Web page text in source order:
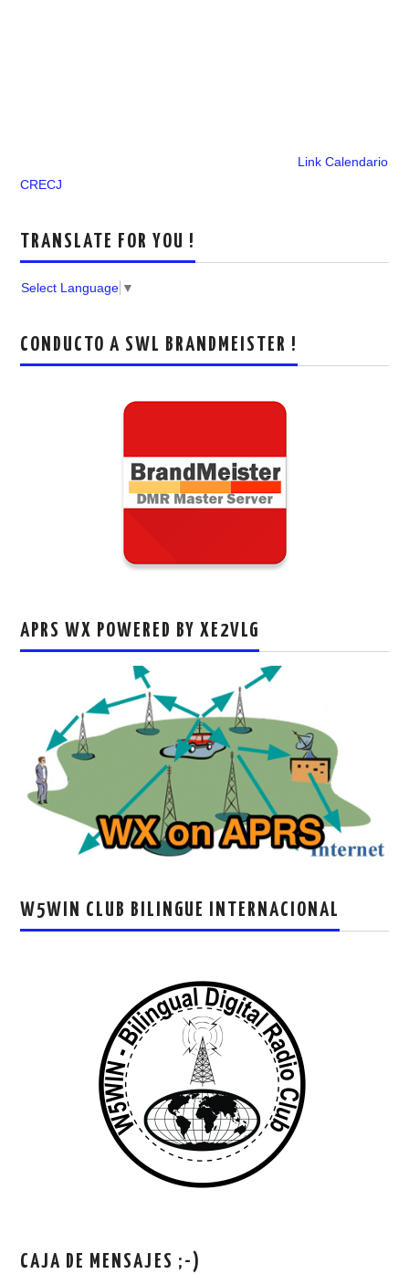
Link Calendario
CRECJ
TRANSLATE FOR YOU !
Select Language ▼
CONDUCTO A SWL BRANDMEISTER !
APRS WX POWERED BY XE2VLG
W5WIN CLUB BILINGUE INTERNACIONAL
CAJA DE MENSAJES ;-)